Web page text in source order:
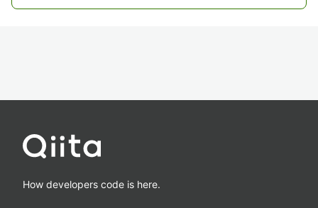
How developers code is here.